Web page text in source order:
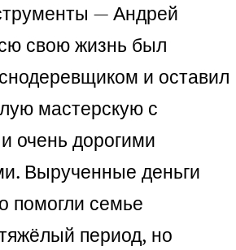
— Андрей
свою жизнь был
и оставил
мастерскую с
очень дорогими
Вырученные деньги
помогли семье
период, но